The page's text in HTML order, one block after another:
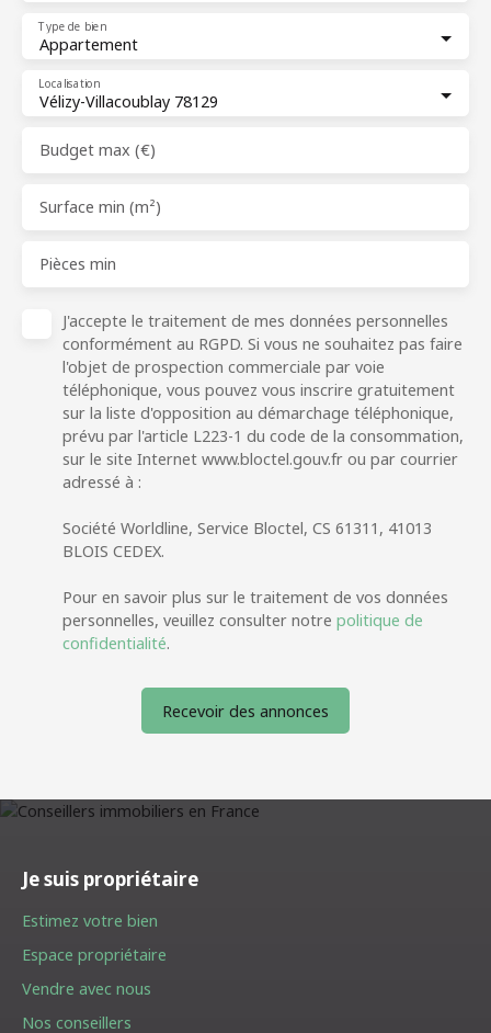
Appartement
Type de bien
Vélizy-Villacoublay 78129
Localisation
Budget max (€)
Surface min (m²)
Pièces min
J'accepte le traitement de mes données personnelles
conformément au RGPD. Si vous ne souhaitez pas faire
l'objet de prospection commerciale par voie
téléphonique, vous pouvez vous inscrire gratuitement
sur la liste d'opposition au démarchage téléphonique,
prévu par l'article L223-1 du code de la consommation,
sur le site Internet www.bloctel.gouv.fr ou par courrier
adressé à :
Société Worldline, Service Bloctel, CS 61311, 41013
BLOIS CEDEX.
Pour en savoir plus sur le traitement de vos données
personnelles, veuillez consulter notre politique de
confidentialité.
Recevoir des annonces
Je suis propriétaire
Estimez votre bien
Espace propriétaire
Vendre avec nous
Nos conseillers